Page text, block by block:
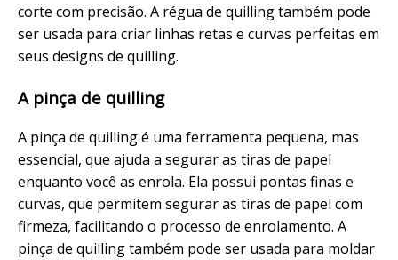
corte com precisão. A régua de quilling também pode
ser usada para criar linhas retas e curvas perfeitas em
seus designs de quilling.
A pinça de quilling
A pinça de quilling é uma ferramenta pequena, mas
essencial, que ajuda a segurar as tiras de papel
enquanto você as enrola. Ela possui pontas finas e
curvas, que permitem segurar as tiras de papel com
firmeza, facilitando o processo de enrolamento. A
pinça de quilling também pode ser usada para moldar